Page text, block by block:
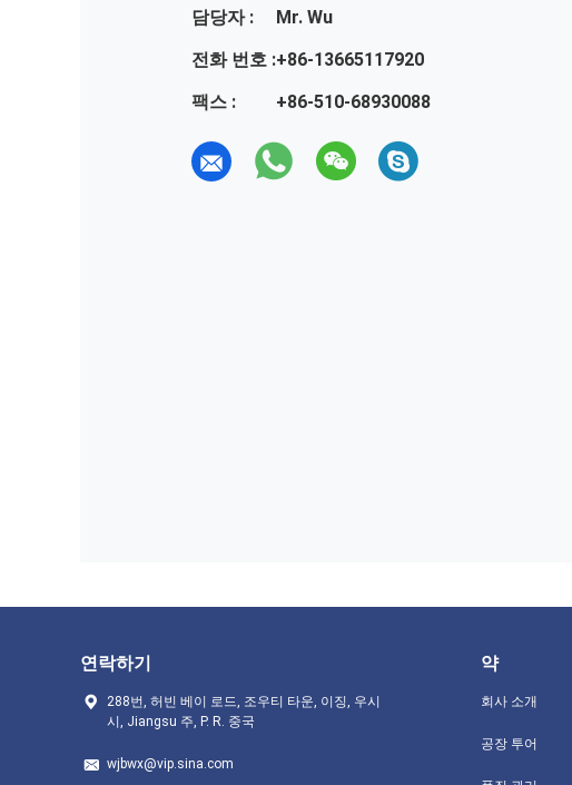
담당자 :
Mr. Wu
전화 번호 :+86-13665117920
팩스 :
+86-510-68930088
연락하기
288번, 허빈 베이 로드, 조우티 타운, 이징, 우시
시, Jiangsu 주, P. R. 중국
wjbwx@vip.sina.com
약
회사 소개
공장 투어